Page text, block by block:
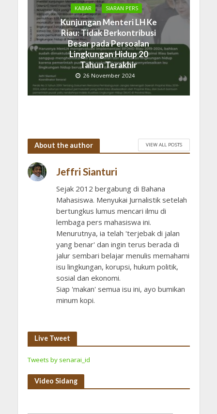
KABAR SIARAN PERS
Kunjungan Menteri LH Ke
Riau: Tidak Berkontribusi
Besar pada Persoalan
Lingkungan Hidup 20
Tahun Terakhir
26 November 2024
About the author VIEW ALL POSTS
Jeffri Sianturi
Sejak 2012 bergabung di Bahana
Mahasiswa. Menyukai Jurnalistik setelah
bertungkus lumus mencari ilmu di
lembaga pers mahasiswa ini.
Menurutnya, ia telah 'terjebak di jalan
yang benar' dan ingin terus berada di
jalur sembari belajar menulis memahami
isu lingkungan, korupsi, hukum politik,
sosial dan ekonomi.
Siap 'makan' semua isu ini, ayo bumikan
minum kopi.
Live Tweet
Tweets by senarai_id
Video Sidang